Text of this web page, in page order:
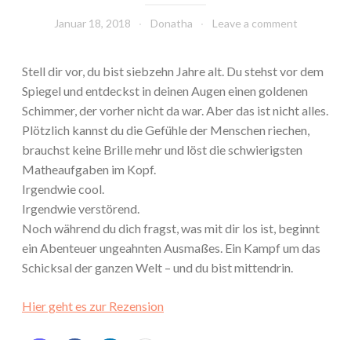
Januar 18, 2018 Donatha Leave a comment
Stell dir vor, du bist siebzehn Jahre alt. Du stehst vor dem
Spiegel und entdeckst in deinen Augen einen goldenen
Schimmer, der vorher nicht da war. Aber das ist nicht alles.
Plötzlich kannst du die Gefühle der Menschen riechen,
brauchst keine Brille mehr und löst die schwierigsten
Matheaufgaben im Kopf.
Irgendwie cool.
Irgendwie verstörend.
Noch während du dich fragst, was mit dir los ist, beginnt
ein Abenteuer ungeahnten Ausmaßes. Ein Kampf um das
Schicksal der ganzen Welt – und du bist mittendrin.
Hier geht es zur Rezension